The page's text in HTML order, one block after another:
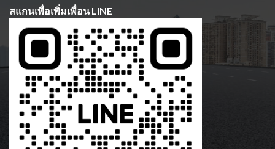
สแกนเพื่อเพิ่มเพื่อน LINE